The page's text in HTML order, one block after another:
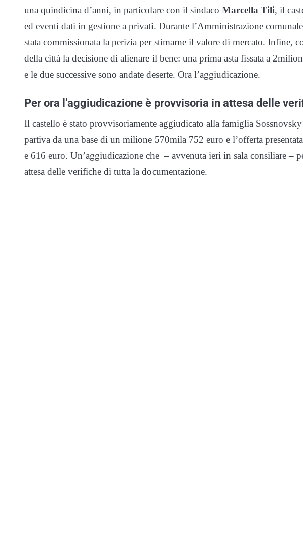
una quindicina d’anni, in particolare con il sindaco Marcella Tili, il
ed eventi dati in gestione a privati. Durante l’Amministrazione
stata commissionata la perizia per stimarne il valore di mercato. Infine,
della città la decisione di alienare il bene: una prima asta fissata a
e le due successive sono andate deserte. Ora l’aggiudicazione.
Per ora l’aggiudicazione è provvisoria in attesa delle
Il castello è stato provvisoriamente aggiudicato alla famiglia
partiva da una base di un milione 570mila 752 euro e l’offerta
e 616 euro. Un’aggiudicazione che – avvenuta ieri in sala consiliare –
attesa delle verifiche di tutta la documentazione.